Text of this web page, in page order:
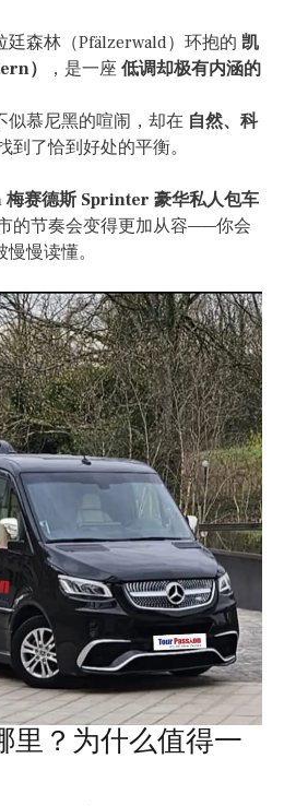
森林（Pfälzerwald）环抱的 凯
）
，是一座 低调却极有内涵的
似慕尼黑的喧闹，却在 自然、科
到了恰到好处的平衡。
赛德斯 Sprinter 豪华私人包车
的节奏会变得更加从容——你会
慢读懂。
里？为什么值得一